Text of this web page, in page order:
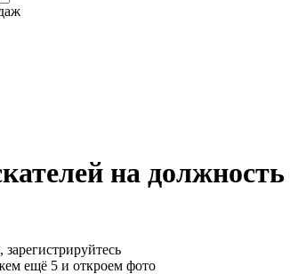
на
ещё 5 и откроем фото